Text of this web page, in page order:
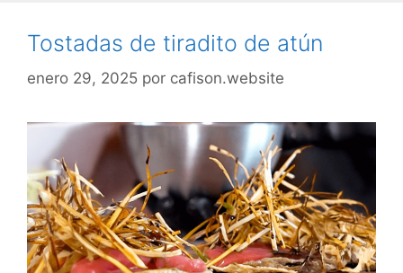
Tostadas de tiradito de atún
enero 29, 2025 por cafison.website